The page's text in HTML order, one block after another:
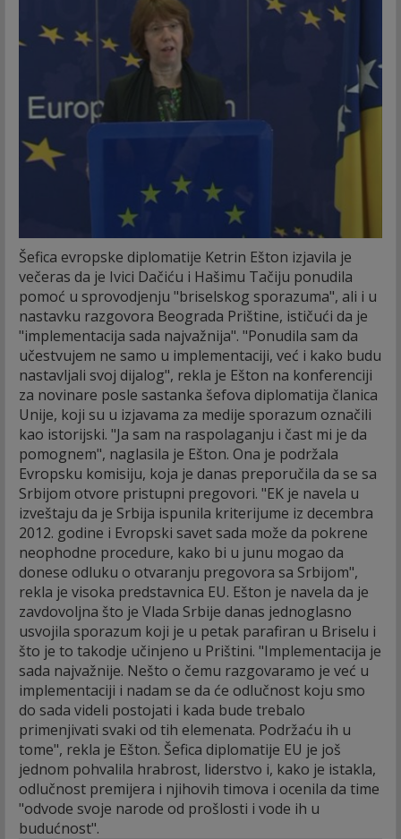
Šefica evropske diplomatije Ketrin Ešton izjavila je
večeras da je Ivici Dačiću i Hašimu Tačiju ponudila
pomoć u sprovodjenju "briselskog sporazuma", ali i u
nastavku razgovora Beograda Prištine, ističući da je
"implementacija sada najvažnija". "Ponudila sam da
učestvujem ne samo u implementaciji, već i kako budu
nastavljali svoj dijalog", rekla je Ešton na konferenciji
za novinare posle sastanka šefova diplomatija članica
Unije, koji su u izjavama za medije sporazum označili
kao istorijski. "Ja sam na raspolaganju i čast mi je da
pomognem", naglasila je Ešton. Ona je podržala
Evropsku komisiju, koja je danas preporučila da se sa
Srbijom otvore pristupni pregovori. "EK je navela u
izveštaju da je Srbija ispunila kriterijume iz decembra
2012. godine i Evropski savet sada može da pokrene
neophodne procedure, kako bi u junu mogao da
donese odluku o otvaranju pregovora sa Srbijom",
rekla je visoka predstavnica EU. Ešton je navela da je
zavdovoljna što je Vlada Srbije danas jednoglasno
usvojila sporazum koji je u petak parafiran u Briselu i
što je to takodje učinjeno u Prištini. "Implementacija je
sada najvažnije. Nešto o čemu razgovaramo je već u
implementaciji i nadam se da će odlučnost koju smo
do sada videli postojati i kada bude trebalo
primenjivati svaki od tih elemenata. Podržaću ih u
tome", rekla je Ešton. Šefica diplomatije EU je još
jednom pohvalila hrabrost, liderstvo i, kako je istakla,
odlučnost premijera i njihovih timova i ocenila da time
"odvode svoje narode od prošlosti i vode ih u
budućnost".